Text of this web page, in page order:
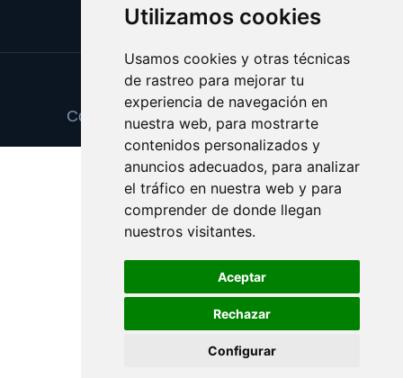
Utilizamos cookies
Usamos cookies y otras técnicas
de rastreo para mejorar tu
experiencia de navegación en
nuestra web, para mostrarte
contenidos personalizados y
anuncios adecuados, para analizar
el tráfico en nuestra web y para
comprender de donde llegan
nuestros visitantes.
Aceptar
Rechazar
Configurar
Update cookies preferences
Copyright © 2025 abonotransporte.es